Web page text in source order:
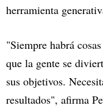
herramienta
"Siempre habrá
que la gente se
sus objetivos.
resultados", afirma